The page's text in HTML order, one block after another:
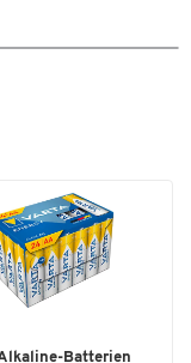
Batterien